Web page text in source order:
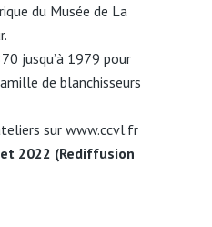
du Musée de La
jusqu’à 1979 pour
de blanchisseurs
sur www.ccvl.fr
2022 (Rediffusion